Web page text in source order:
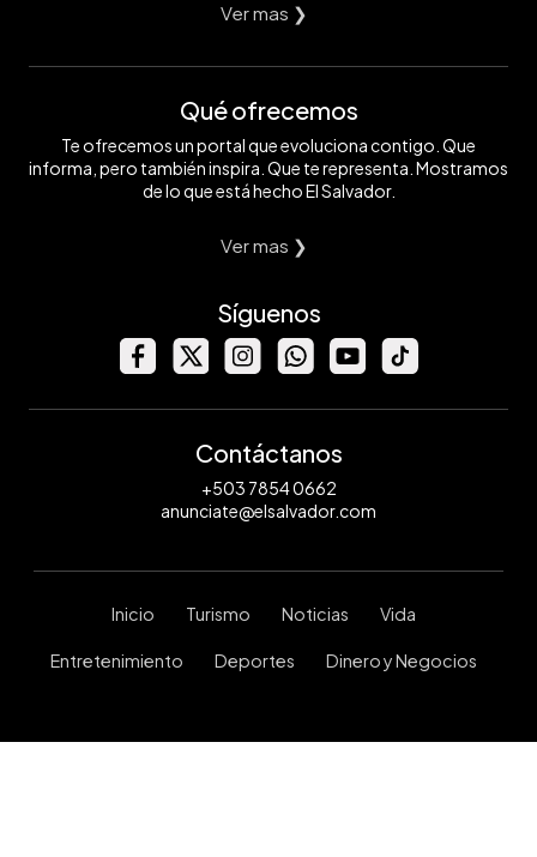
Ver mas ❯
Qué ofrecemos
Te ofrecemos un portal que evoluciona contigo. Que
informa, pero también inspira. Que te representa. Mostramos
de lo que está hecho El Salvador.
Ver mas ❯
Síguenos
Contáctanos
+503 7854 0662
anunciate@elsalvador.com
Inicio Turismo Noticias Vida
Entretenimiento Deportes Dinero y Negocios